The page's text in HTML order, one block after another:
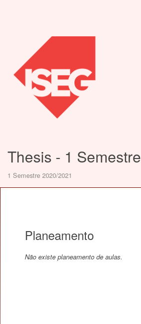
Thesis - 1 Semestre
1 Semestre 2020/2021
Planeamento
Não existe planeamento de aulas.